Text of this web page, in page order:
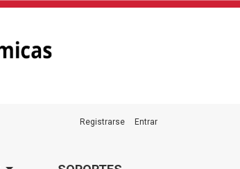
Registrarse Entrar